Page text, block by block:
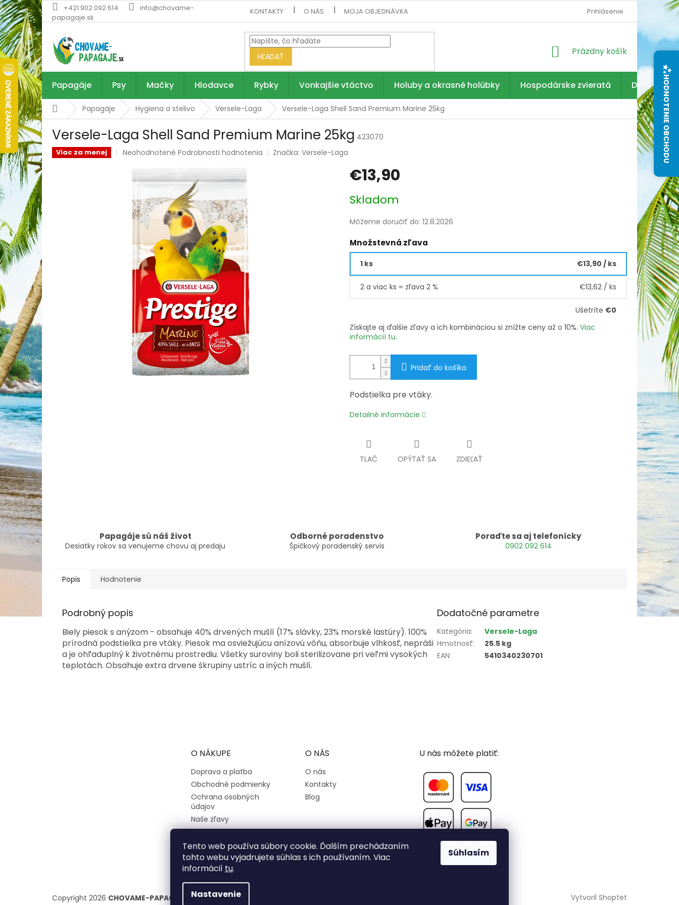
Tento web používa súbory cookie. Ďalším prechádzaním
tohto webu vyjadrujete súhlas s ich používaním. Viac
informácií tu.
Nastavenie
Súhlasím
Prejsť
na
obsah
+421 902 092 614
info@chovame-
papagaje.sk
KONTAKTY O NÁS MOJA OBJEDNÁVKA Prihlásenie
HĽADAŤ
NÁKUPNÝ
Prázdny košík
Papagáje Psy Mačky Hlodavce Rybky Vonkajšie vtáctvo Holuby a okrasné holúbky Hospodárske zvieratá Dezinfekcia
DomovPapagáje Hygiena a stelivo Versele-Laga Versele-Laga Shell Sand Premium Marine 25kg
Versele-Laga Shell Sand Premium Marine 25kg 423070
Viac za menej
Priemerné
produktu
hviezdičiek.
Neohodnotené Podrobnosti hodnotenia Značka: Versele-Laga
€13,90
cena:
Skladom
Môžeme doručiť do: 12.8.2026
Množstevná zľava
1 ks €13,90 / ks
2 a viac ks = zľava 2 % €13,62 / ks
Ušetríte €0
Získajte aj ďalšie zľavy a ich kombináciou si znížte ceny až o 10%. Viac
informácií tu.
Pridať do košíka
Podstielka pre vtáky.
Detailné informácie
TLAČ OPÝTAŤ SA ZDIEĽAŤ
Papagáje sú náš život
Desiatky rokov sa venujeme chovu aj predaju
Odborné poradenstvo
Špičkový poradenský servis
Poraďte sa aj telefonicky
0902 092 614
Popis Hodnotenie
Podrobný popis
Biely piesok s anýzom - obsahuje 40% drvených mušlí (17% slávky, 23% morské lastúry). 100%
prírodná podstielka pre vtáky. Piesok ma osviežujúcu anízovú vôňu, absorbuje vlhkosť, nepráši
a je ohľaduplný k životnému prostrediu. Všetky suroviny boli sterilizovane pri veľmi vysokých
teplotách. Obsahuje extra drvene škrupiny ustríc a iných mušlí.
Dodatočné parametre
Kategória:
Versele-Laga
Hmotnosť:
25.5 kg
EAN: 5410340230701
O NÁKUPE
Doprava a platba
Obchodné podmienky
Ochrana osobných
údajov
Naše zľavy
O NÁS
O nás
Kontakty
Blog
U nás môžete platiť:
Vytvoril Shoptet
Copyright 2026 CHOVAME-PAPAGAJE.sk. Všetky práva vyhradené.
HODNOTENIE OBCHODU